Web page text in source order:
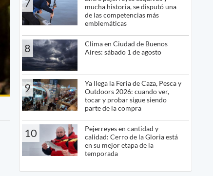
7
mucha historia, se disputó una
de las competencias más
emblemáticas
8
Clima en Ciudad de Buenos
Aires: sábado 1 de agosto
9
Ya llega la Feria de Caza, Pesca y
Outdoors 2026: cuando ver,
tocar y probar sigue siendo
parte de la compra
10
Pejerreyes en cantidad y
calidad: Cerro de la Gloria está
en su mejor etapa de la
temporada